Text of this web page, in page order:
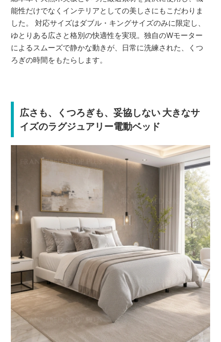
能性だけでなくインテリアとしての美しさにもこだわりま
した。 対応サイズはダブル・キングサイズのみに限定し、
ゆとりある広さと格別の快適性を実現。独自のWモーター
によるスムーズで静かな動きが、日常に洗練された、くつ
ろぎの時間をもたらします。
広さも、くつろぎも、妥協しない 大きなサ
イズのラグジュアリー電動ベッド